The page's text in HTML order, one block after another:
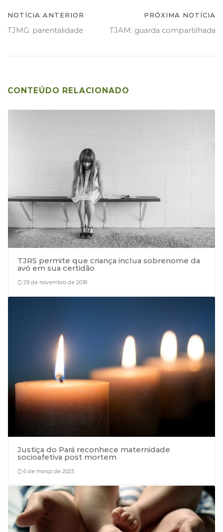
Navegação
de
NOTÍCIA ANTERIOR
TJMG: parentalidade
PRÓXIMA NOTÍCIA
TJAM: guarda compartilhada
CONTEÚDO RELACIONADO
TJRS permite que criança inclua sobrenome da
avó em sua certidão
29 de novembro de 2018
Justiça do Pará reconhece maternidade
socioafetiva post mortem
6 de março de 2025